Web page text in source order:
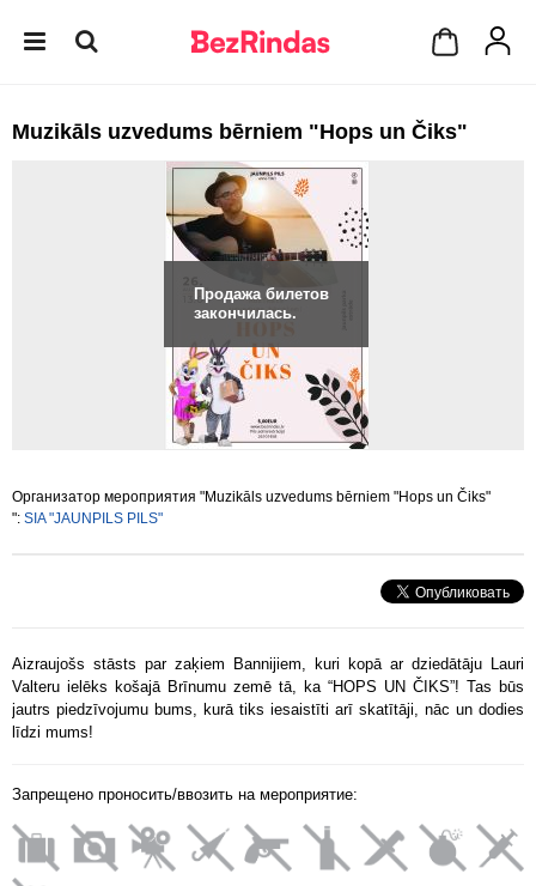
Muzikāls uzvedums bērniem "Hops un Čiks"
Продажа билетов
закончилась.
Организатор мероприятия "Muzikāls uzvedums bērniem "Hops un Čiks"
": SIA "JAUNPILS PILS"
Aizraujošs stāsts par zaķiem Bannijiem, kuri kopā ar dziedātāju Lauri
Valteru ielēks košajā Brīnumu zemē tā, ka “HOPS UN ČIKS”! Tas būs
jautrs piedzīvojumu bums, kurā tiks iesaistīti arī skatītāji, nāc un dodies
līdzi mums!
Запрещено проносить/ввозить на мероприятие: